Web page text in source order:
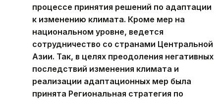
процессе принятия решений по адаптации
к изменению климата. Кроме мер на
национальном уровне, ведется
сотрудничество со странами Центральной
Азии. Так, в целях преодоления негативных
последствий изменения климата и
реализации адаптационных мер была
принята Региональная стратегия по